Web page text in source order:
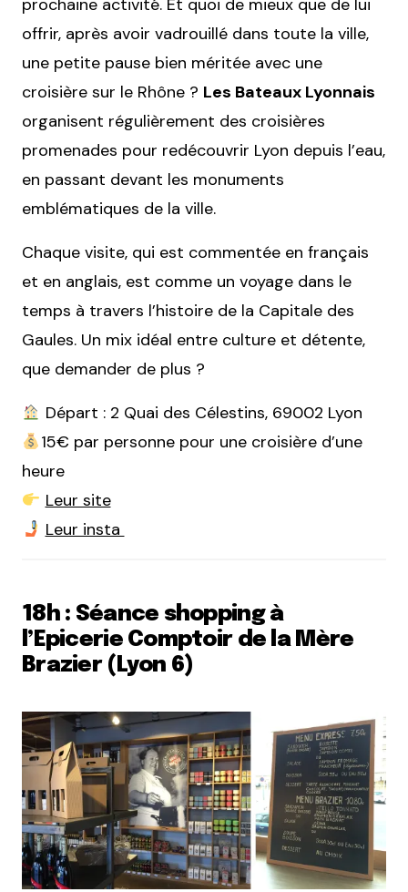
prochaine activité. Et quoi de mieux que de lui
offrir, après avoir vadrouillé dans toute la ville,
une petite pause bien méritée avec une
croisière sur le Rhône ? Les Bateaux Lyonnais
organisent régulièrement des croisières
promenades pour redécouvrir Lyon depuis l’eau,
en passant devant les monuments
emblématiques de la ville.
Chaque visite, qui est commentée en français
et en anglais, est comme un voyage dans le
temps à travers l’histoire de la Capitale des
Gaules. Un mix idéal entre culture et détente,
que demander de plus ?
Départ : 2 Quai des Célestins, 69002 Lyon
15€ par personne pour une croisière d’une
heure
Leur site
Leur insta
18h : Séance shopping à
l’Epicerie Comptoir de la Mère
Brazier (Lyon 6)